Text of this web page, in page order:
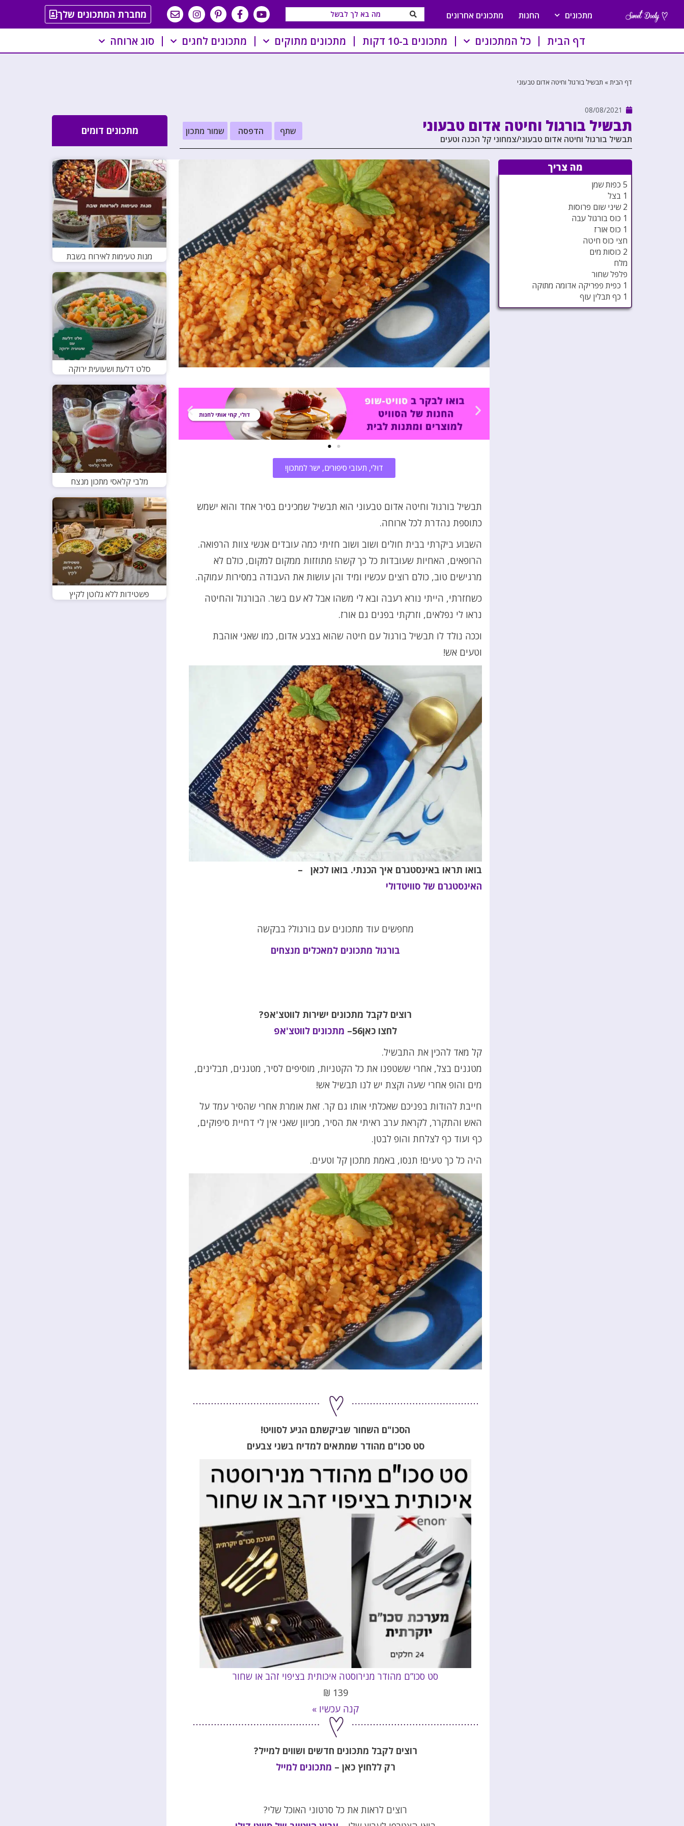
מתכונים החנות מתכונים אחרונים מחברת המתכונים שלך
דף הבית כל המתכונים מתכונים ב-10 דקות מתכונים מתוקים מתכונים לחגים סוג ארוחה
דף הבית» תבשיל בורגול וחיטה אדום טבעוני
08/08/2021
תבשיל בורגול וחיטה אדום טבעוני
תבשיל בורגול וחיטה אדום טבעוני/צמחוני קל הכנה וטעים
שתף הדפסה שמור מתכון מתכונים דומים
מה צריך
5 כפות שמן
1 בצל
2 שיני שום פרוסות
1 כוס בורגול עבה
1 כוס אורז
חצי כוס חיטה
2 כוסות מים
מלח
פלפל שחור
1 כפית פפריקה אדומה מתוקה
1 כף תבלין עוף
דוּלי, תעזבי סיפורים, ישר למתכון!
תבשיל בורגול וחיטה אדום טבעוני הוא תבשיל שמכינים בסיר אחד והוא ישמש
כתוספת נהדרת לכל ארוחה.
השבוע ביקרתי בבית חולים ושוב ושוב חזיתי כמה עובדים אנשי צוות הרפואה.
הרופאים, האחיות שעובדות כל כך קשה! מתוזזות ממקום למקום, כולם לא
מרגישים טוב, כולם רוצים עכשיו ומיד והן עושות את העבודה במסירות עמוקה.
כשחזרתי, הייתי נורא רעבה ובא לי משהו אבל לא עם בשר. הבורגול והחיטה
נראו לי נפלאים, וזרקתי בפנים גם אורז.
וככה נולד לו תבשיל בורגול עם חיטה שהוא בצבע אדום, כמו שאני אוהבת
וטעים אש!
בואו תראו באינסטגרם איך הכנתי. בואו לכאן –
האינסטגרם של סוויטדולי
מחפשים עוד מתכונים עם בורגול? בבקשה
בורגול מתכונים למאכלים מנצחים
רוצים לקבל מתכונים ישירות לווטצ'אפ?
לחצו כאן56–
מתכונים לווטצ'אפ
קל מאד להכין את התבשיל.
מטגנים בצל, אחרי ששטפנו את כל הקטניות, מוסיפים לסיר, מטגנים, תבלינים,
מים והופ אחרי שעה וקצת יש לנו תבשיל אש!
חייבת להודות בפניכם שאכלתי אותו גם קר. זאת אומרת אחרי שהסיר עמד על
האש והתקרר, לקראת ערב ראיתי את הסיר, מכיוון שאני אין לי דחיית סיפוקים,
כף ועוד כף לצלחת והופ לבטן.
היה כל כך טעים! תנסו, באמת מתכון קל וטעים.
הסכו"ם השחור שביקשתם הגיע לסוויט!
סט סכו"ם מהודר שמתאים למדיח בשני צבעים
סט סכו”ם מהודר מנירוסטה איכותית בציפוי זהב או שחור
139
₪
קנה עכשיו »
רוצים לקבל מתכונים חדשים ושווים למייל?
רק ללחוץ כאן – מתכונים למייל
רוצים לראות את כל סרטוני האוכל שלי?
מנות טעימות לאירוח בשבת
סלט דלעת ושעועית ירוקה
מלבי קלאסי מתכון מנצח
פשטידות ללא גלוטן לקיץ